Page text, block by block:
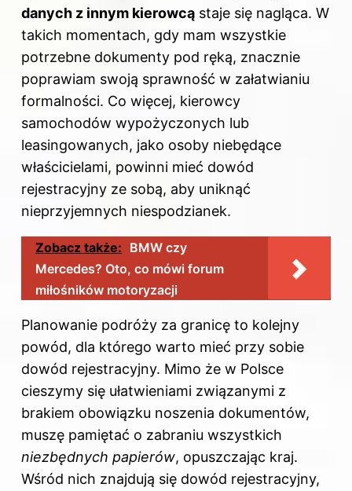
danych z innym kierowcą staje się nagląca. W
takich momentach, gdy mam wszystkie
potrzebne dokumenty pod ręką, znacznie
poprawiam swoją sprawność w załatwianiu
formalności. Co więcej, kierowcy
samochodów wypożyczonych lub
leasingowanych, jako osoby niebędące
właścicielami, powinni mieć dowód
rejestracyjny ze sobą, aby uniknąć
nieprzyjemnych niespodzianek.
Zobacz także: BMW czy
Mercedes? Oto, co mówi forum
miłośników motoryzacji
Planowanie podróży za granicę to kolejny
powód, dla którego warto mieć przy sobie
dowód rejestracyjny. Mimo że w Polsce
cieszymy się ułatwieniami związanymi z
brakiem obowiązku noszenia dokumentów,
muszę pamiętać o zabraniu wszystkich
niezbędnych papierów, opuszczając kraj.
Wśród nich znajdują się dowód rejestracyjny,